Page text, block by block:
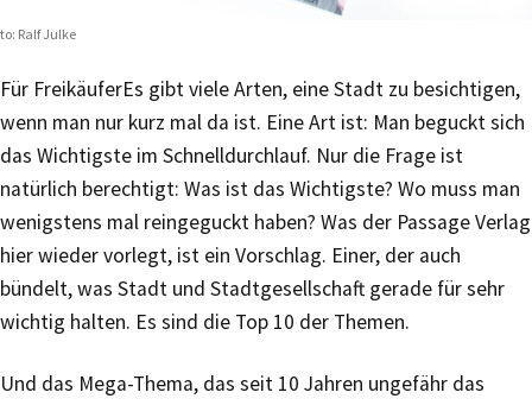
Ralf Julke
Für FreikäuferEs gibt viele Arten, eine Stadt zu besichtigen,
wenn man nur kurz mal da ist. Eine Art ist: Man beguckt sich
das Wichtigste im Schnelldurchlauf. Nur die Frage ist
natürlich berechtigt: Was ist das Wichtigste? Wo muss man
wenigstens mal reingeguckt haben? Was der Passage Verlag
hier wieder vorlegt, ist ein Vorschlag. Einer, der auch
bündelt, was Stadt und Stadtgesellschaft gerade für sehr
wichtig halten. Es sind die Top 10 der Themen.
Und das Mega-Thema, das seit 10 Jahren ungefähr das